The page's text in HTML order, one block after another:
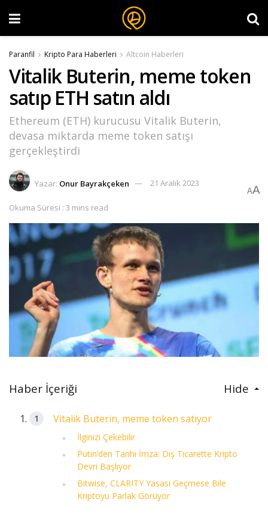
Paranfil Kripto Para Haberleri Altcoin Haberleri
Vitalik Buterin, meme token
satıp ETH satın aldı
Ethereum (ETH) kurucusu Vitalik Buterin,
devasa miktarda meme token satışı
gerçekleştirdi
Yazar: Onur Bayrakçeken 21 Aralık 2023
Okuma Süresi : 3 mins read
AA
Haber İçeriği Hide
Vitalik Buterin, meme token satıyor
İlginizi Çekebilir
Putin’den Tarihi İmza: Dış Ticarette Kripto
Devri Başlıyor
Bitwise, CLARITY Yasası Geçmese Bile
Kriptoyu Parlak Görüyor